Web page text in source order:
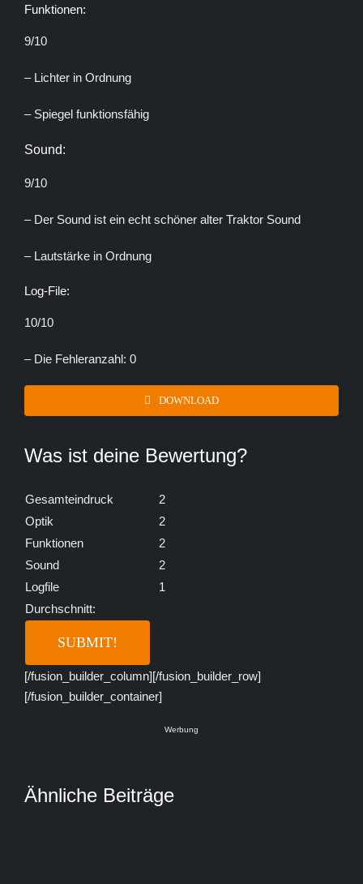
Funktionen:
9/10
– Lichter in Ordnung
– Spiegel funktionsfähig
Sound:
9/10
– Der Sound ist ein echt schöner alter Traktor Sound
– Lautstärke in Ordnung
Log-File:
10/10
– Die Fehleranzahl: 0
DOWNLOAD
Was ist deine Bewertung?
Gesamteindruck
2
Optik
2
Funktionen
2
Sound
2
Logfile
1
Durchschnitt:
[/fusion_builder_column][/fusion_builder_row]
[/fusion_builder_container]
Werbung
Ähnliche Beiträge